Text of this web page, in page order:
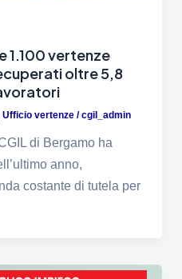
1.100 vertenze
oltre 5,8
Ufficio vertenze/cgil_admin
di Bergamo ha
anno,
costante di tutela per